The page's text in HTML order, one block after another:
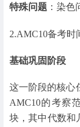
特殊问题 ：染
2.AMC10备考时
基础巩固阶段
这一阶段的核心
AMC10的考察
块，其中代数和